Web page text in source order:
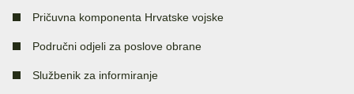
Pričuvna komponenta Hrvatske vojske
Područni odjeli za poslove obrane
Službenik za informiranje